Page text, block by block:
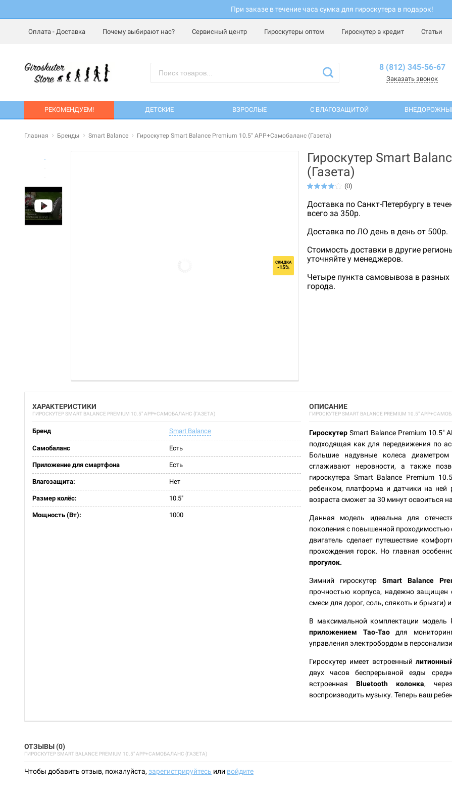
При заказе в течение часа сумка для гироскутера в подарок!
Оплата - Доставка Почему выбирают нас? Сервисный центр Гироскутеры оптом Гироскутер в кредит Статьи
8 (812) 345-56-67
Заказать звонок
РЕКОМЕНДУЕМ! ДЕТСКИЕ ВЗРОСЛЫЕ С ВЛАГОЗАЩИТОЙ
Главная Бренды Smart Balance Гироскутер Smart Balance Premium 10.5" APP+Самобаланс (Газета)
СКИДКА
-15%
Гироскутер Smart
(Газета)
(0)
Доставка по Санкт-Петербургу в
всего за 350р.
Доставка по ЛО день в день от 500р.
Стоимость доставки в другие
уточняйте у менеджеров.
Четыре пункта самовывоза в разных
города.
ХАРАКТЕРИСТИКИ
ГИРОСКУТЕР SMART BALANCE PREMIUM 10.5" APP+САМОБАЛАНС (ГАЗЕТА)
Бренд Smart Balance
Самобаланс Есть
Приложение для смартфона Есть
Влагозащита: Нет
Размер колёс: 10.5"
Мощность (Вт): 1000
ОПИСАНИЕ
ГИРОСКУТЕР SMART BALANCE PREMIUM 10.5"
Гироскутер Smart Balance Premium 10.5"
подходящая как для передвижения по
Большие надувные колеса
сглаживают неровности, а также
гироскутера Smart Balance Premium
ребенком, платформа и датчики на
возраста сможет за 30 минут освоиться
Данная модель идеальна для
поколения с повышенной проходимостью
двигатель сделает путешествие
прохождения горок. Но главная
прогулок.
Зимний гироскутер Smart Balance
прочностью корпуса, надежно защищен
смеси для дорог, соль, слякоть и брызги)
В максимальной комплектации модель
приложением Tao-Taoдля
управления электробордом в
Гироскутер имеет встроенный
двух часов беспрерывной езды
встроенная Bluetooth колонка,
воспроизводить музыку. Теперь ваш
ОТЗЫВЫ (0)
ГИРОСКУТЕР SMART BALANCE PREMIUM 10.5" APP+САМОБАЛАНС (ГАЗЕТА)
Чтобы добавить отзыв, пожалуйста, зарегистрируйтесь или войдите